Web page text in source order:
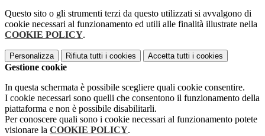
Questo sito o gli strumenti terzi da questo utilizzati si avvalgono di
cookie necessari al funzionamento ed utili alle finalità illustrate nella
COOKIE POLICY.
Personalizza Rifiuta tutti i cookies Accetta tutti i cookies
Gestione cookie
In questa schermata è possibile scegliere quali cookie consentire.
I cookie necessari sono quelli che consentono il funzionamento della
piattaforma e non è possibile disabilitarli.
Per conoscere quali sono i cookie necessari al funzionamento potete
visionare la COOKIE POLICY.